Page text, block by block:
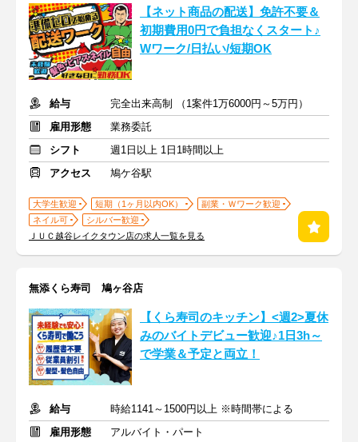
【ネット商品の配送】免許不要＆
初期費用0円で負担なくスタート♪
Wワーク/日払い/短期OK
給与
完全出来高制 （1案件1万6000円～5万円）
雇用形態
業務委託
シフト
週1日以上 1日1時間以上
アクセス
鳩ケ谷駅
大学生歓迎 短期（1ヶ月以内OK）
副業・Ｗワーク歓迎
ネイル可
シルバー歓迎
ＪＵＣ越谷レイクタウン店の求人一覧を見る
無添くら寿司 鳩ヶ谷店
【くら寿司のキッチン】<週2>夏休
みのバイトデビュー歓迎♪1日3h～
で学業＆予定と両立！
給与
時給1141～1500円以上 ※時間帯による
雇用形態
アルバイト・パート